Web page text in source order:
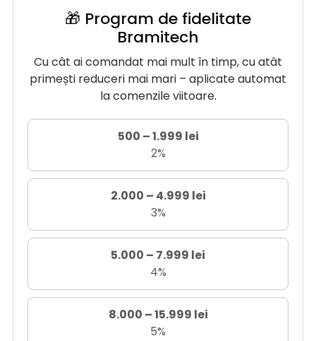
🎁 Program de fidelitate
Bramitech
Cu cât ai comandat mai mult în timp, cu atât
primești reduceri mai mari – aplicate automat
la comenzile viitoare.
500 – 1.999 lei
2%
2.000 – 4.999 lei
3%
5.000 – 7.999 lei
4%
8.000 – 15.999 lei
5%